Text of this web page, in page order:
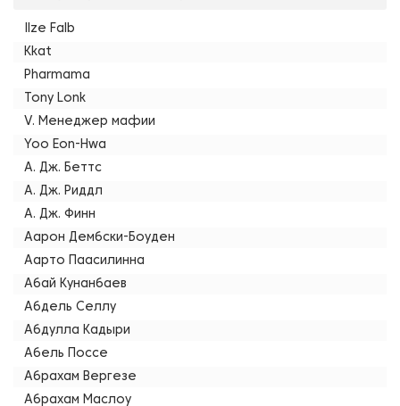
Ilze Falb
Kkat
Pharmama
Tony Lonk
V. Менеджер мафии
Yoo Eon-Hwa
А. Дж. Беттс
А. Дж. Риддл
А. Дж. Финн
Аарон Дембски-Боуден
Аарто Паасилинна
Абай Кунанбаев
Абдель Селлу
Абдулла Кадыри
Абель Поссе
Абрахам Вергезе
Абрахам Маслоу